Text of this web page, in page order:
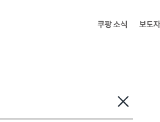
쿠팡 소식 보도